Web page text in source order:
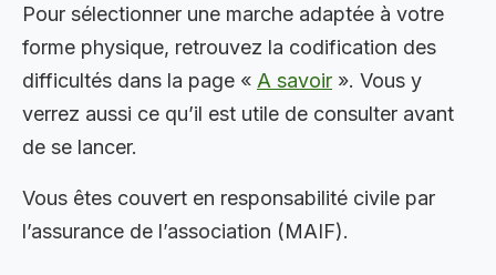
Pour sélectionner une marche adaptée à votre
forme physique, retrouvez la codification des
difficultés dans la page « A savoir ». Vous y
verrez aussi ce qu’il est utile de consulter avant
de se lancer.
Vous êtes couvert en responsabilité civile par
l’assurance de l’association (MAIF).